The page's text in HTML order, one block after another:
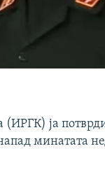
ја
минатата